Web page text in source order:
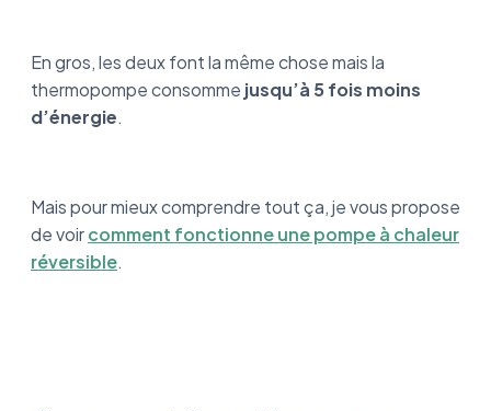
En gros, les deux font la même chose mais la
thermopompe consomme jusqu’à 5 fois moins
d’énergie.
Mais pour mieux comprendre tout ça, je vous propose
de voircomment fonctionne une pompe à chaleur
réversible.